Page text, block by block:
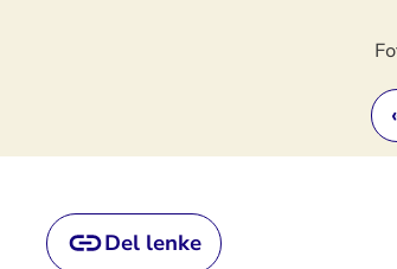
Del lenke